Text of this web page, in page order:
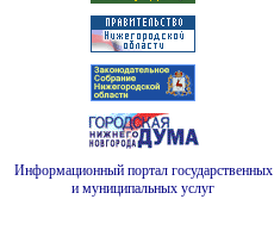
Информационный портал государственных
и муниципальных услуг